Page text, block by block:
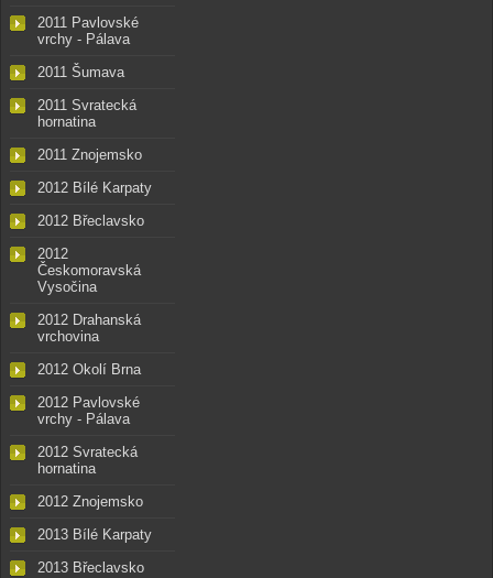
2011 Pavlovské
vrchy - Pálava
2011 Šumava
2011 Svratecká
hornatina
2011 Znojemsko
2012 Bílé Karpaty
2012 Břeclavsko
2012
Českomoravská
Vysočina
2012 Drahanská
vrchovina
2012 Okolí Brna
2012 Pavlovské
vrchy - Pálava
2012 Svratecká
hornatina
2012 Znojemsko
2013 Bílé Karpaty
2013 Břeclavsko